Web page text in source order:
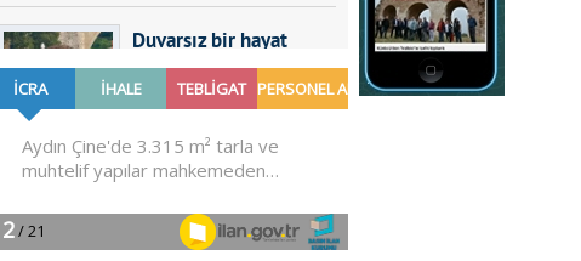
Duvarsız bir hayat
Furkan SARICA
GÜNDEMDE NELER
OLMALI?